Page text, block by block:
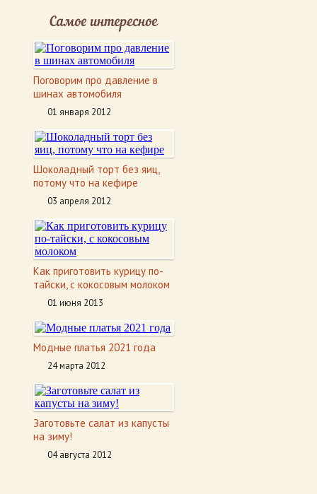
Самое интересное
Поговорим про давление в
шинах автомобиля
01 января 2012
Шоколадный торт без яиц,
потому что на кефире
03 апреля 2012
Как приготовить курицу по-
тайски, с кокосовым молоком
01 июня 2013
Модные платья 2021 года
24 марта 2012
Заготовьте салат из капусты
на зиму!
04 августа 2012